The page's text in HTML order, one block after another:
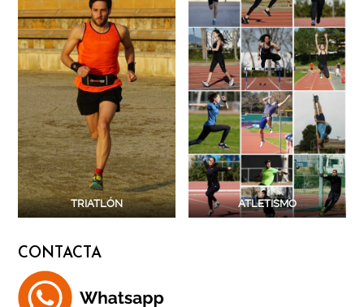
TRIATLÓN ATLETISMO
CONTACTA